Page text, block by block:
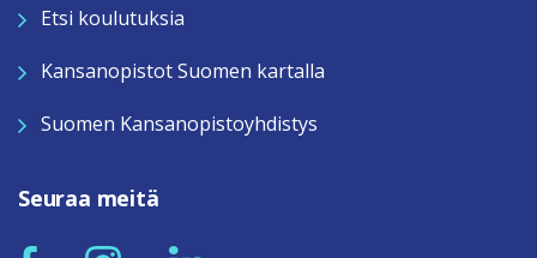
Etsi koulutuksia
Kansanopistot Suomen kartalla
Suomen Kansanopistoyhdistys
Seuraa meitä